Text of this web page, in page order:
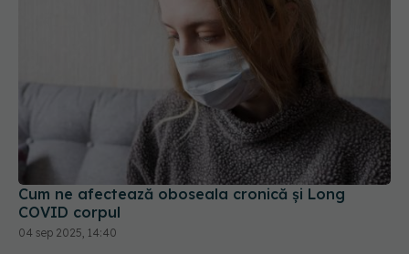
Cum ne afectează oboseala cronică și Long
COVID corpul
04 sep 2025, 14:40